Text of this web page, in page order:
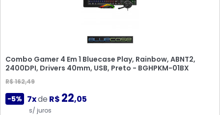
Combo Gamer 4 Em 1 Bluecase Play, Rainbow, ABNT2,
2400DPI, Drivers 40mm, USB, Preto - BGHPKM-01BX
R$ 162,49
-5% 7xde R$ 22,05
s/ juros